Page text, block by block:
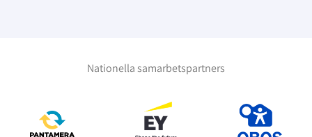
Nationella samarbetspartners